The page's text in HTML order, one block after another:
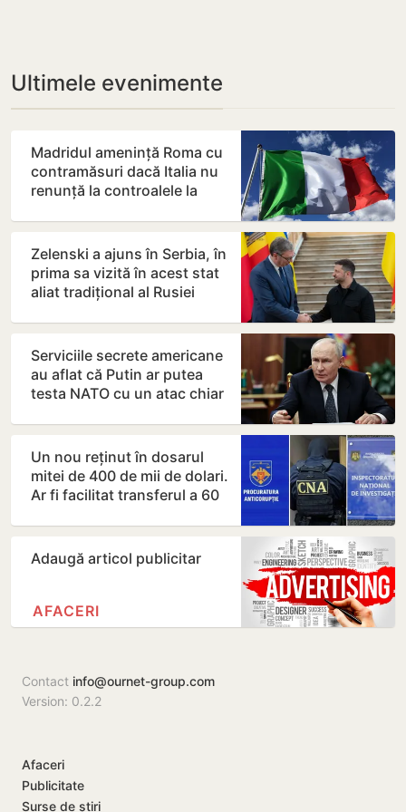
Ultimele evenimente
Madridul amenință Roma cu
contramăsuri dacă Italia nu
renunță la controalele la
Zelenski a ajuns în Serbia, în
prima sa vizită în acest stat
aliat tradițional al Rusiei
Serviciile secrete americane
au aflat că Putin ar putea
testa NATO cu un atac chiar
Un nou reținut în dosarul
mitei de 400 de mii de dolari.
Ar fi facilitat transferul a 60
Adaugă articol publicitar
AFACERI
Contact info@ournet-group.com
Version: 0.2.2
Afaceri
Publicitate
Surse de știri